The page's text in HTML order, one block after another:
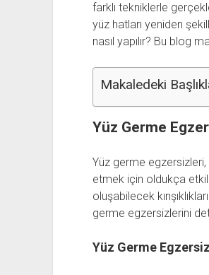
farklı tekniklerle
yüz hatları yeniden
nasıl yapılır? Bu blog
Makaledeki
Yüz Germe
Yüz germe egzersizleri,
etmek için oldukça
oluşabilecek
germe egzersizlerini
Yüz Germe